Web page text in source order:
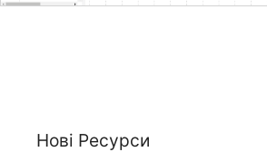
Нові Ресурси